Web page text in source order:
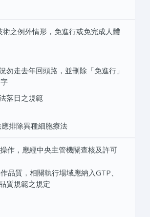
術之例外情形，免進行或免完成人體
勿走去年回頭路，並刪除「免進行」
落日之規範
排除異種細胞療法
作，應經中央主管機關查核及許可
品質，相關執行場域應納入GTP、
質規範之規定